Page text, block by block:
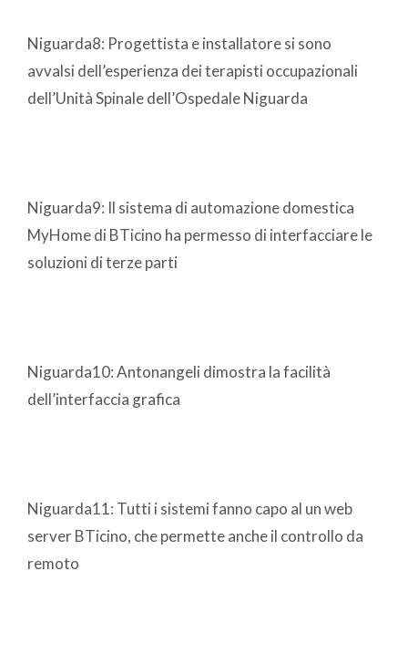
Niguarda8: Progettista e installatore si sono
avvalsi dell’esperienza dei terapisti occupazionali
dell’Unità Spinale dell’Ospedale Niguarda
Niguarda9: Il sistema di automazione domestica
MyHome di BTicino ha permesso di interfacciare le
soluzioni di terze parti
Niguarda10: Antonangeli dimostra la facilità
dell’interfaccia grafica
Niguarda11: Tutti i sistemi fanno capo al un web
server BTicino, che permette anche il controllo da
remoto